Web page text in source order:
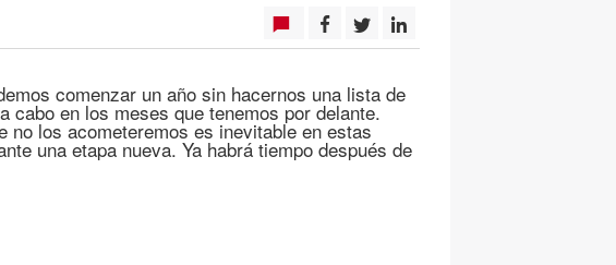
comenzar un año sin hacernos una lista de
cabo en los meses que tenemos por delante.
no los acometeremos es inevitable en estas
una etapa nueva. Ya habrá tiempo después de